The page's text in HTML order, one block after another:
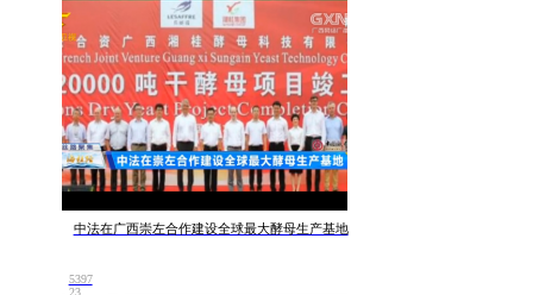
中法在广西崇左合作建设全球最大酵母生产基地
5397
23